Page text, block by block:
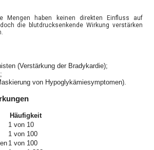
Mengen haben keinen direkten Einfluss auf
die blutdrucksenkende Wirkung verstärken
(Verstärkung der Bradykardie);
von Hypoglykämiesymptomen).
Häufigkeit
1 von 10
1 von 100
1 von 100